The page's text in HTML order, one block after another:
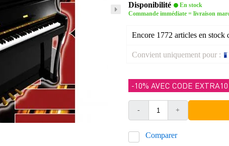
Disponibilité
En stock
Commande immédiate = livraison
Encore 1772 articles en stock
Convient uniquement pour :
-10% AVEC CODE EXTRA10
- +
Comparer